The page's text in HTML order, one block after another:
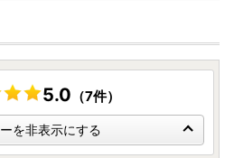
5.0 （7件）
を非表示にする